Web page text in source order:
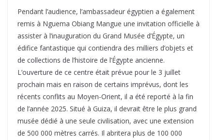
Pendant l’audience, l’ambassadeur égyptien a également
remis à Nguema Obiang Mangue une invitation officielle à
assister à l’inauguration du Grand Musée d’Égypte, un
édifice fantastique qui contiendra des milliers d’objets et
de collections de l’histoire de l’Égypte ancienne.
L’ouverture de ce centre était prévue pour le 3 juillet
prochain mais en raison de certains imprévus, dont les
récents conflits au Moyen-Orient, il a été reporté à la fin
de l’année 2025. Situé à Guiza, il devrait être le plus grand
musée dédié à une seule civilisation, avec une extension
de 500 000 mètres carrés. Il abritera plus de 100 000